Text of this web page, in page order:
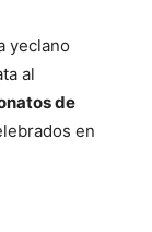
yeclano
al
de
en